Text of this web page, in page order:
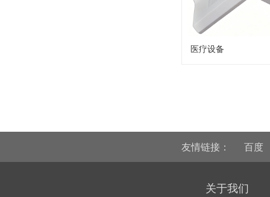
医疗设备
友情链接： 百度
关于我们